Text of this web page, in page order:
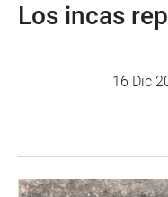
Los incas
16 Dic